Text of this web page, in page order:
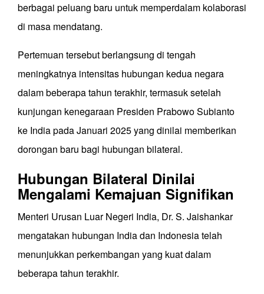
berbagai peluang baru untuk memperdalam kolaborasi
di masa mendatang.
Pertemuan tersebut berlangsung di tengah
meningkatnya intensitas hubungan kedua negara
dalam beberapa tahun terakhir, termasuk setelah
kunjungan kenegaraan Presiden Prabowo Subianto
ke India pada Januari 2025 yang dinilai memberikan
dorongan baru bagi hubungan bilateral.
Hubungan Bilateral Dinilai
Mengalami Kemajuan Signifikan
Menteri Urusan Luar Negeri India, Dr. S. Jaishankar
mengatakan hubungan India dan Indonesia telah
menunjukkan perkembangan yang kuat dalam
beberapa tahun terakhir.